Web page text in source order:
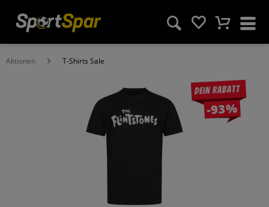
Aktionen T-Shirts Sale
Dein Rabatt
-93%